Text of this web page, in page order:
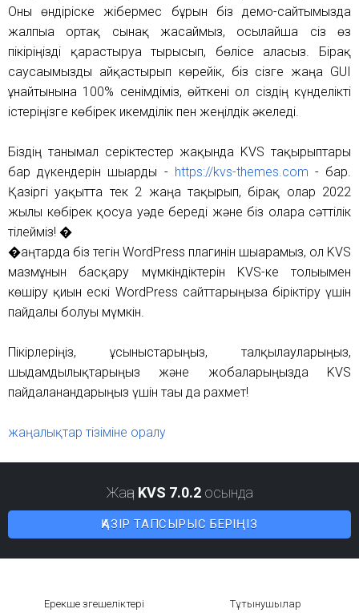
Оны өндіріске жібермес бұрын біз демо-сайтымызда
жалпыға ортақ сынақ жасаймыз, осылайша сіз өз
пікіріңізді қарастыруға тырысып, бөлісе аласыз. Бірақ
саусағымызды айқастырып көрейік, біз сізге жаңа GUI
ұнайтынына 100% сенімдіміз, өйткені ол сіздің күнделікті
істеріңізге көбірек икемділік пен жеңілдік әкеледі.
Біздің танымал серіктестер жақында KVS тақырыптары
бар дүкендерін шығарды - https://kvs-themes.com - бар.
Қазіргі уақытта тек 2 жаңа тақырып, бірақ олар 2022
жылы көбірек қосуға уәде береді және біз оларға сәттілік
тілейміз! �
�аңтарда біз тегін WordPress плагинін шығарамыз, ол KVS
мазмұнын басқару мүмкіндіктерін KVS-ке толығымен
көшіру қиын ескі WordPress сайттарыңызға біріктіру үшін
пайдалы болуы мүмкін.
Пікірлеріңіз, ұсыныстарыңыз, талқылауларыңыз,
шыдамдылықтарыңыз және жобаларыңызда KVS
пайдаланғандарыңыз үшін тағы да рахмет!
жаңалықтар тізіміне оралу
Жаңа KVS 7.0.2осында
ҚАЗІР ТАПСЫРЫС БЕРІҢІЗ
Ерекше өзгешеліктері Тұтынушылар